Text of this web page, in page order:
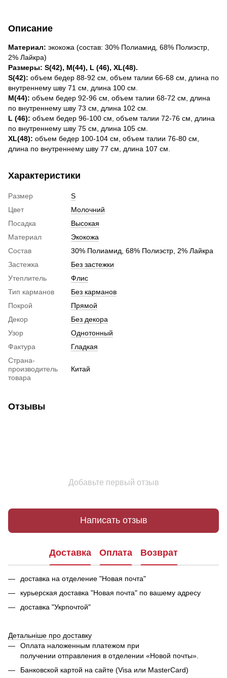
Описание
Материал: экокожа (состав: 30% Полиамид, 68% Полиэстр,
2% Лайкра)
Размеры: S(42), М(44), L (46), ХL(48).
S(42): объем бедер 88-92 см, объем талии 66-68 см, длина по
внутреннему шву 71 см, длина 100 см.
М(44): объем бедер 92-96 см, объем талии 68-72 см, длина
по внутреннему шву 73 см, длина 102 см.
L (46): объем бедер 96-100 см, объем талии 72-76 см, длина
по внутреннему шву 75 см, длина 105 см.
ХL(48): объем бедер 100-104 см, объем талии 76-80 см,
длина по внутреннему шву 77 см, длина 107 см.
Характеристики
Размер
S
Цвет
Молочний
Посадка
Высокая
Материал
Экокожа
Состав
30% Полиамид, 68% Полиэстр, 2% Лайкра
Застежка
Без застежки
Утеплитель
Флис
Тип карманов
Без карманов
Покрой
Прямой
Декор
Без декора
Узор
Однотонный
Фактура
Гладкая
Страна-
производитель
товара
Китай
Отзывы
Добавьте первый отзыв
Написать отзыв
Доставка Оплата Возврат
доставка на отделение "Новая почта"
курьерская доставка "Новая почта" по вашему адресу
доставка "Укрпочтой"
Детальніше про доставку
Оплата наложенным платежом при
получении отправления в отделении «Новой почты».
Банковской картой на сайте (Visa или MasterCard)